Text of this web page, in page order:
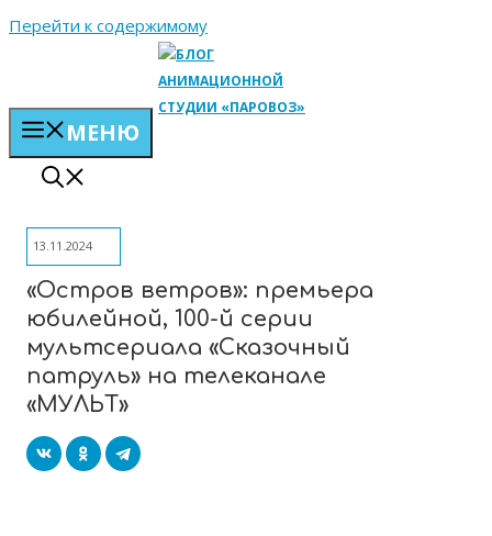
Перейти к содержимому
МЕНЮ
«Остров ветров»: премьера
юбилейной, 100-й серии
мультсериала «Сказочный
патруль» на телеканале
«МУЛЬТ»
13.11.2024